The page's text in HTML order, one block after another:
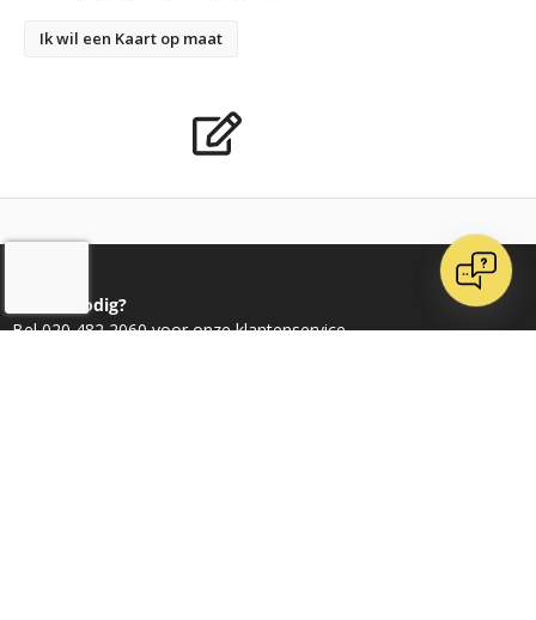
Ik wil een Kaart op maat
Advies nodig?
Bel 020 482 2060 voor onze klantenservice